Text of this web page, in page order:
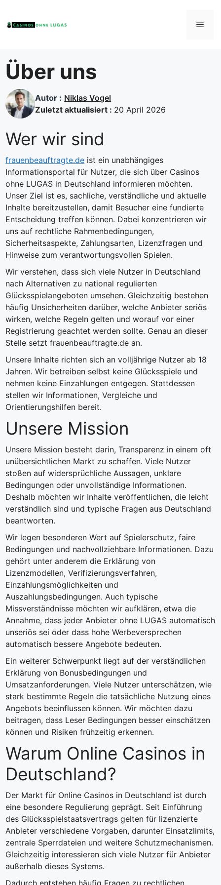
springen
Über uns
Autor : Niklas Vogel
Zuletzt aktualisiert : 20 April 2026
Wer wir sind
frauenbeauftragte.de ist ein unabhängiges
Informationsportal für Nutzer, die sich über Casinos
ohne LUGAS in Deutschland informieren möchten.
Unser Ziel ist es, sachliche, verständliche und aktuelle
Inhalte bereitzustellen, damit Besucher eine fundierte
Entscheidung treffen können. Dabei konzentrieren wir
uns auf rechtliche Rahmenbedingungen,
Sicherheitsaspekte, Zahlungsarten, Lizenzfragen und
Hinweise zum verantwortungsvollen Spielen.
Wir verstehen, dass sich viele Nutzer in Deutschland
nach Alternativen zu national regulierten
Glücksspielangeboten umsehen. Gleichzeitig bestehen
häufig Unsicherheiten darüber, welche Anbieter seriös
wirken, welche Regeln gelten und worauf vor einer
Registrierung geachtet werden sollte. Genau an dieser
Stelle setzt frauenbeauftragte.de an.
Unsere Inhalte richten sich an volljährige Nutzer ab 18
Jahren. Wir betreiben selbst keine Glücksspiele und
nehmen keine Einzahlungen entgegen. Stattdessen
stellen wir Informationen, Vergleiche und
Orientierungshilfen bereit.
Unsere Mission
Unsere Mission besteht darin, Transparenz in einem oft
unübersichtlichen Markt zu schaffen. Viele Nutzer
stoßen auf widersprüchliche Aussagen, unklare
Bedingungen oder unvollständige Informationen.
Deshalb möchten wir Inhalte veröffentlichen, die leicht
verständlich sind und typische Fragen aus Deutschland
beantworten.
Wir legen besonderen Wert auf Spielerschutz, faire
Bedingungen und nachvollziehbare Informationen. Dazu
gehört unter anderem die Erklärung von
Lizenzmodellen, Verifizierungsverfahren,
Einzahlungsmöglichkeiten und
Auszahlungsbedingungen. Auch typische
Missverständnisse möchten wir aufklären, etwa die
Annahme, dass jeder Anbieter ohne LUGAS automatisch
unseriös sei oder dass hohe Werbeversprechen
automatisch bessere Angebote bedeuten.
Ein weiterer Schwerpunkt liegt auf der verständlichen
Erklärung von Bonusbedingungen und
Umsatzanforderungen. Viele Nutzer unterschätzen, wie
stark bestimmte Regeln die tatsächliche Nutzung eines
Angebots beeinflussen können. Wir möchten dazu
beitragen, dass Leser Bedingungen besser einschätzen
können und Risiken frühzeitig erkennen.
Warum Online Casinos in
Deutschland?
Der Markt für Online Casinos in Deutschland ist durch
eine besondere Regulierung geprägt. Seit Einführung
des Glücksspielstaatsvertrags gelten für lizenzierte
Anbieter verschiedene Vorgaben, darunter Einsatzlimits,
zentrale Sperrdateien und weitere Schutzmechanismen.
Gleichzeitig interessieren sich viele Nutzer für Anbieter
außerhalb dieses Systems.
Dadurch entstehen häufig Fragen zu rechtlichen